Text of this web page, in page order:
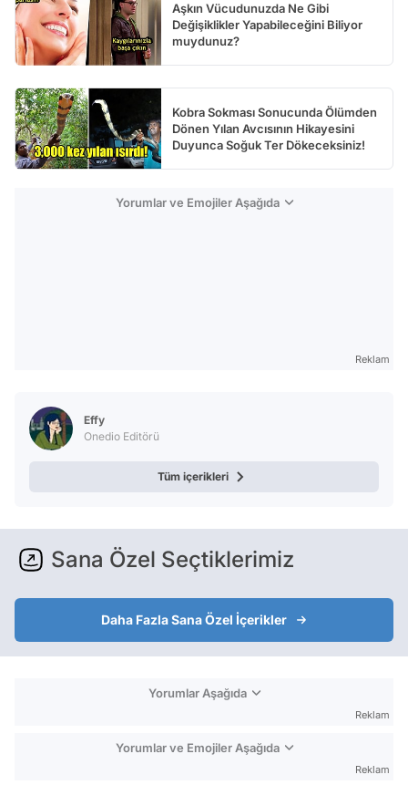
Aşkın Vücudunuzda Ne Gibi
Değişiklikler Yapabileceğini Biliyor
muydunuz?
Kobra Sokması Sonucunda Ölümden
Dönen Yılan Avcısının Hikayesini
Duyunca Soğuk Ter Dökeceksiniz!
Yorumlar ve Emojiler Aşağıda
Reklam
Effy
Onedio Editörü
Tüm içerikleri
Sana Özel Seçtiklerimiz
Daha Fazla Sana Özel İçerikler
Yorumlar Aşağıda
Reklam
Yorumlar ve Emojiler Aşağıda
Reklam